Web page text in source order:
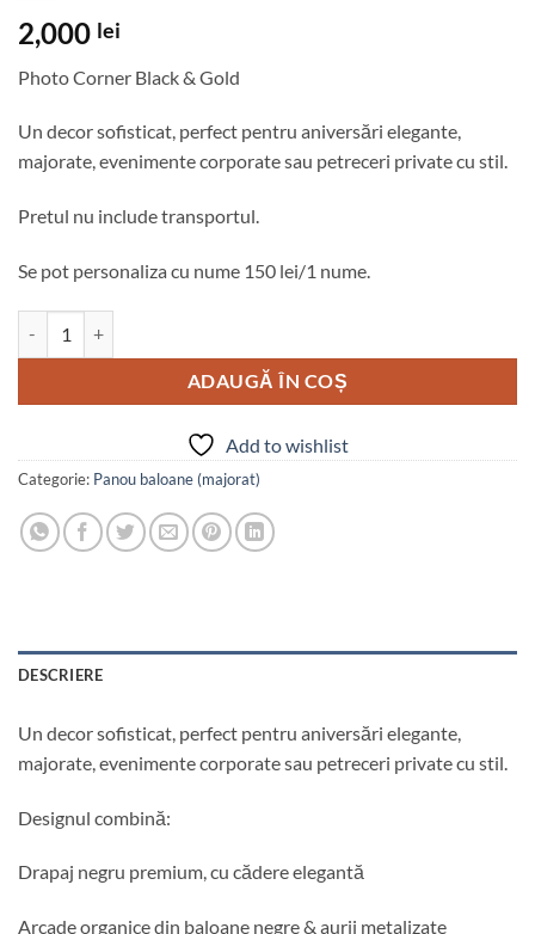
2,000 lei
Photo Corner Black & Gold
Un decor sofisticat, perfect pentru aniversări elegante,
majorate, evenimente corporate sau petreceri private cu stil.
Pretul nu include transportul.
Se pot personaliza cu nume 150 lei/1 nume.
ADAUGĂ ÎN COȘ
Add to wishlist
Categorie: Panou baloane (majorat)
DESCRIERE
Un decor sofisticat, perfect pentru aniversări elegante,
majorate, evenimente corporate sau petreceri private cu stil.
Designul combină:
Drapaj negru premium, cu cădere elegantă
Arcade organice din baloane negre & aurii metalizate